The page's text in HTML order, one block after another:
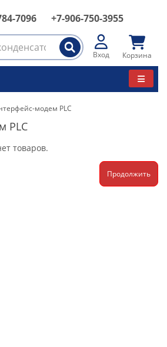
7096 +7-906-750-3955
Вход Корзина
модем PLC
PLC
товаров.
Продолжить